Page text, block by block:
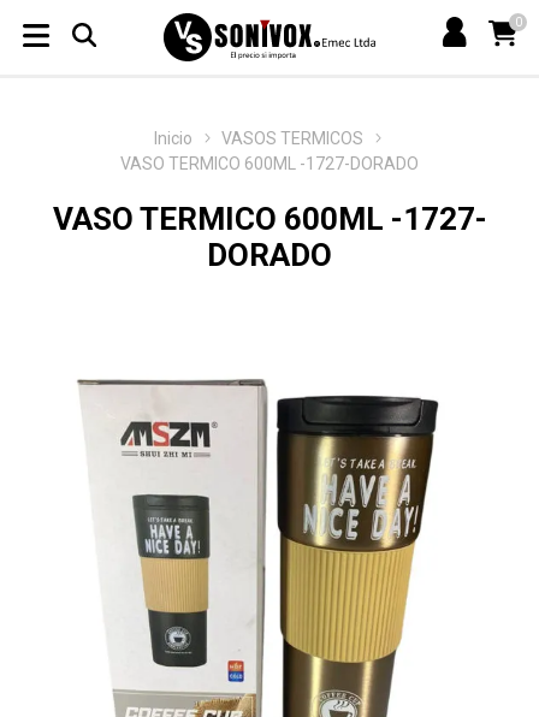
0
Inicio
VASOS TERMICOS
VASO TERMICO 600ML -1727-DORADO
VASO TERMICO 600ML -1727-
DORADO